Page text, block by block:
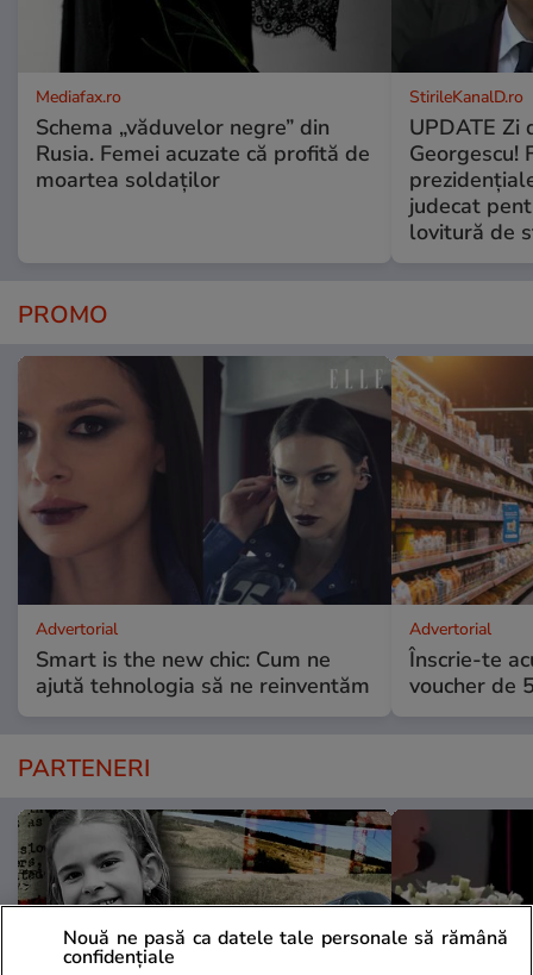
Mediafax.ro
Schema „văduvelor negre” din
Rusia. Femei acuzate că profită de
moartea soldaților
StirileKanalD.ro
UPDATE Zi
Georgescu!
judecat
lovitură de
PROMO
Advertorial
Smart is the new chic: Cum ne
ajută tehnologia să ne reinventăm
Advertorial
Înscrie-te
voucher de
PARTENERI
Nouă ne pasă ca datele tale personale să rămână
confidențiale